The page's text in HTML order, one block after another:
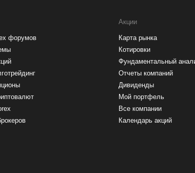
форумов
Акции
Карта рынка
Котировки
Фундаментальный
Отчеты компаний
Дивиденды
Мой портфель
Все компании
Календарь акций